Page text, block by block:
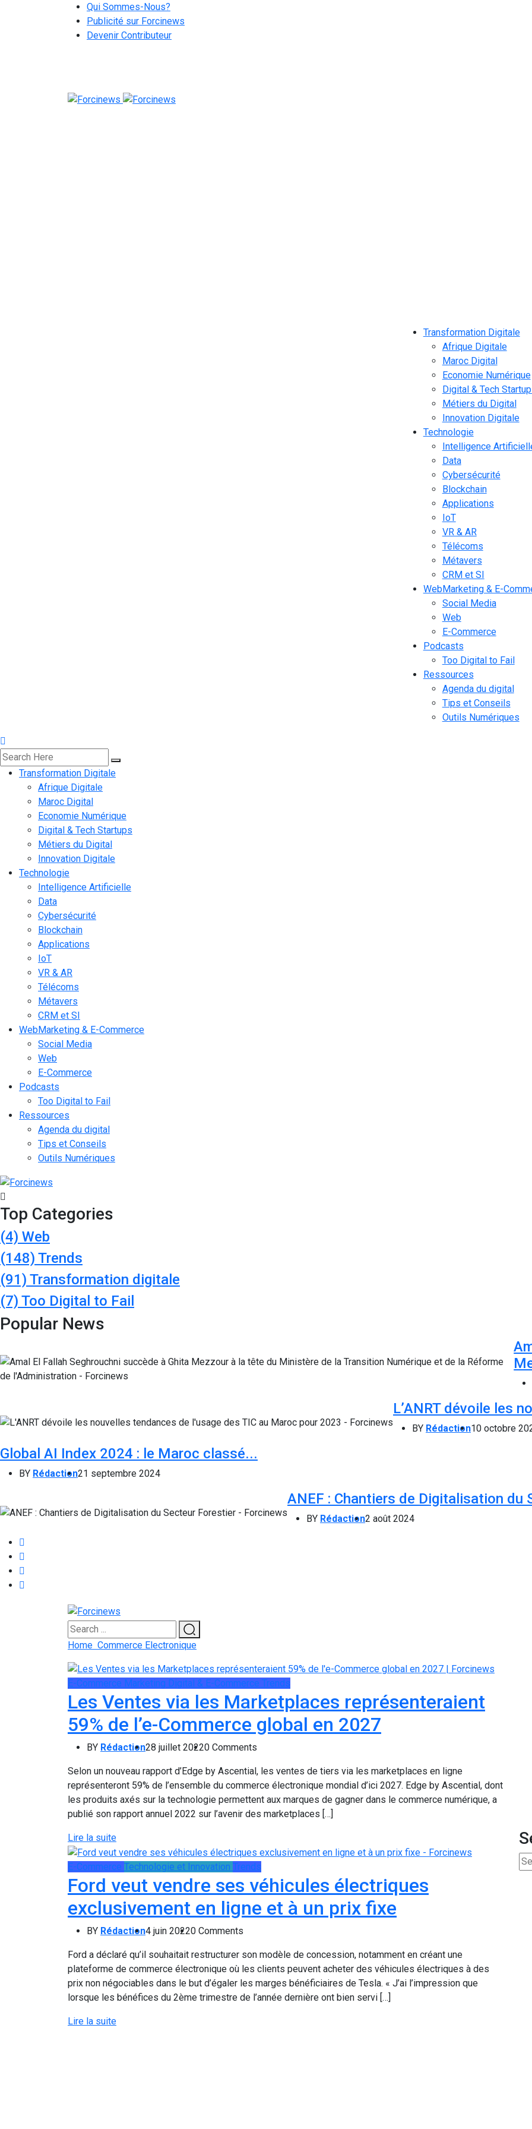
Qui Sommes-Nous?
Publicité sur Forcinews
Devenir Contributeur
Transformation Digitale
Afrique Digitale
Maroc Digital
Economie Numérique
Digital & Tech
Métiers du Digital
Innovation Digitale
Technologie
Intelligence
Data
Cybersécurité
Blockchain
Applications
IoT
VR & AR
Télécoms
Métavers
CRM et SI
WebMarketing & E-
Social Media
Web
E-Commerce
Podcasts
Too Digital to Fail
Ressources
Agenda du digital
Tips et Conseils
Outils Numériques
Transformation Digitale
Afrique Digitale
Maroc Digital
Economie Numérique
Digital & Tech Startups
Métiers du Digital
Innovation Digitale
Technologie
Intelligence Artificielle
Data
Cybersécurité
Blockchain
Applications
IoT
VR & AR
Télécoms
Métavers
CRM et SI
WebMarketing & E-Commerce
Social Media
Web
E-Commerce
Podcasts
Too Digital to Fail
Ressources
Agenda du digital
Tips et Conseils
Outils Numériques
Top Categories
(4) Web
(148) Trends
(91) Transformation digitale
(7) Too Digital to Fail
Popular News
L’ANRT dévoile les
BY Rédaction10 octobre
Global AI Index 2024 : le Maroc classé...
BY Rédaction21 septembre 2024
ANEF : Chantiers de Digitalisation du
BY Rédaction2 août 2024
Home Commerce Electronique
E-Commerce Marketing Digital & E-Commerce Trends
Les Ventes via les Marketplaces représenteraient
59% de l’e-Commerce global en 2027
BY Rédaction28 juillet 20220 Comments
Selon un nouveau rapport d’Edge by Ascential, les ventes de tiers via les marketplaces en ligne
représenteront 59% de l’ensemble du commerce électronique mondial d’ici 2027. Edge by Ascential, dont
les produits axés sur la technologie permettent aux marques de gagner dans le commerce numérique, a
publié son rapport annuel 2022 sur l’avenir des marketplaces […]
Lire la suite
E-Commerce Technologie et Innovation Trends
Ford veut vendre ses véhicules électriques
exclusivement en ligne et à un prix fixe
BY Rédaction4 juin 20220 Comments
Ford a déclaré qu’il souhaitait restructurer son modèle de concession, notamment en créant une
plateforme de commerce électronique où les clients peuvent acheter des véhicules électriques à des
prix non négociables dans le but d’égaler les marges bénéficiaires de Tesla. « J’ai l’impression que
lorsque les bénéfices du 2ème trimestre de l’année dernière ont bien servi […]
Lire la suite